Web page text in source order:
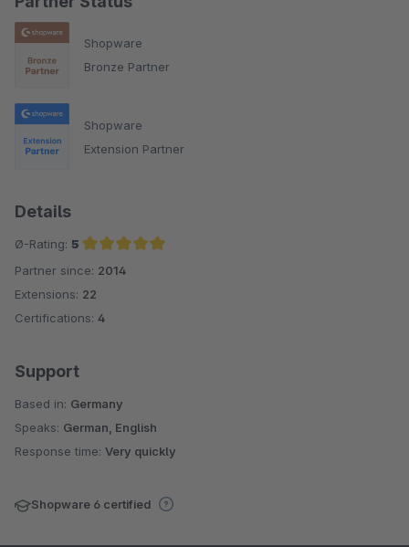
Shopware
Bronze Partner
Shopware
Extension Partner
Details
Ø-Rating: 5
Average rating of 5 out of 5 stars
Partner since: 2014
Extensions: 22
Certifications: 4
Support
Based in: Germany
Speaks: German, English
Response time: Very quickly
Shopware 6 certified